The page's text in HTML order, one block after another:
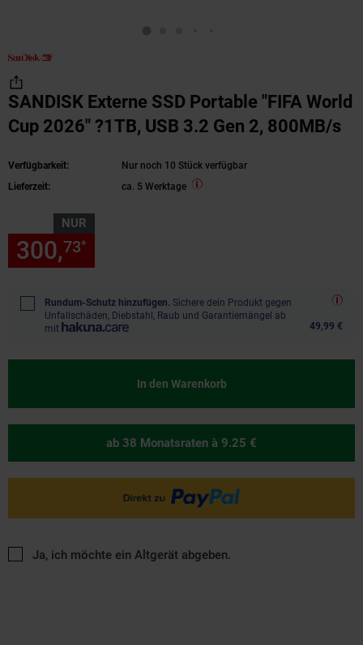
SANDISK Externe SSD Portable "FIFA World
Cup 2026" ?1TB, USB 3.2 Gen 2, 800MB/s
Verfügbarkeit:
Nur noch 10 Stück verfügbar
Lieferzeit:
ca. 5 Werktage
NUR
300,73*
Rundum-Schutz hinzufügen. Sichere dein Produkt gegen
Unfallschäden, Diebstahl, Raub und Garantiemängel ab
mit
49,99 €
In den Warenkorb
ab 38 Monatsraten à 9.25 €
Ja, ich möchte ein Altgerät abgeben.